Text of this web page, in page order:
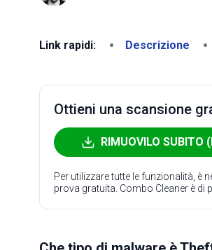
Link rapidi: Descrizione
Ottieni una scansione
RIMUOVILO SUBITO
Per utilizzare tutte le funzionalità, è
prova gratuita. Combo Cleaner è di